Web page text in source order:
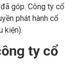
góp. Công ty cổ
phát hành cổ
kiện).
ty cổ